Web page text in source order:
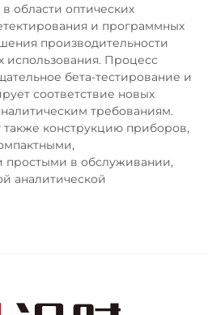
области оптических
и программных
производительности
использования. Процесс
бета-тестирование и
соответствие новых
требованиям.
конструкцию приборов,
простыми в обслуживании,
аналитической